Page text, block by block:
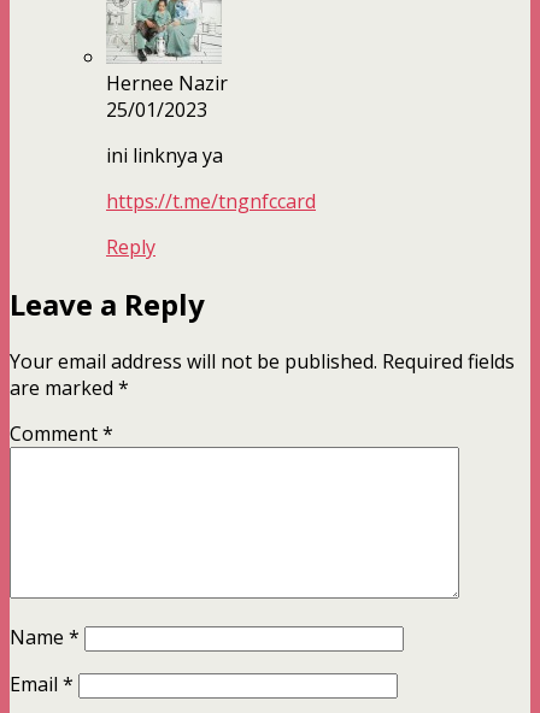
Hernee Nazir
25/01/2023
ini linknya ya
https://t.me/tngnfccard
Reply
Leave a Reply
Your email address will not be published. Required fields
are marked *
Comment*
Name *
Email *